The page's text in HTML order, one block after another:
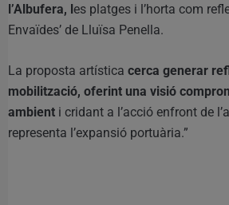
l’Albufera, les platges i l’horta com
Envaïdes’ de Lluïsa Penella.
La proposta artística cerca generar
mobilització, oferint una visió
ambient i cridant a l’acció enfront de
representa l’expansió portuària.”